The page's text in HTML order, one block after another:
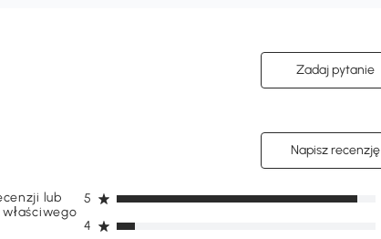
Zadaj pytanie
Napisz recenzję
lub
4
5